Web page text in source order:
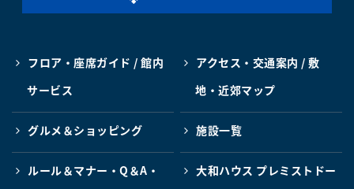
フロア・座席ガイド / 館内
サービス
アクセス・交通案内 / 敷
地・近郊マップ
グルメ＆ショッピング 施設一覧
ルール＆マナー・Q＆A・
大和ハウス プレミストドー